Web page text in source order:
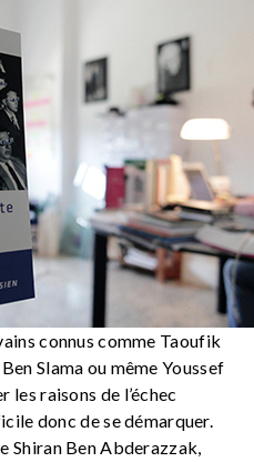
connus comme Taoufik
Slama ou même Youssef
les raisons de l’échec
donc de se démarquer.
Shiran Ben Abderazzak,